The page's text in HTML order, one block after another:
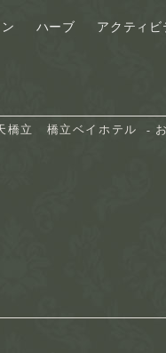
ハーブ アクティビ
橋立　橋立ベイホテル